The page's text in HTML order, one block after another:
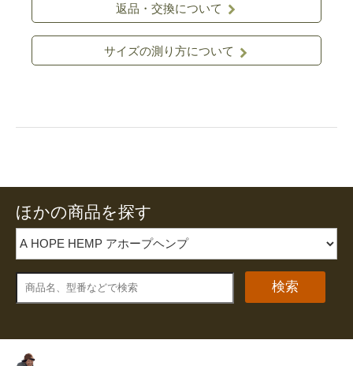
返品・交換について
サイズの測り方について
ほかの商品を探す
検索